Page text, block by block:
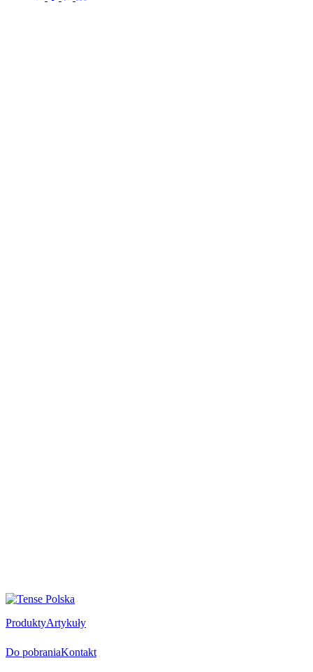
ProduktyArtykuły
Do pobraniaKontakt